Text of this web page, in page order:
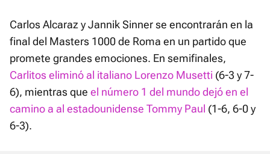
Carlos Alcaraz y Jannik Sinner se encontrarán en la
final del Masters 1000 de Roma en un partido que
promete grandes emociones. En semifinales,
Carlitos eliminó al italiano Lorenzo Musetti (6-3 y 7-
6), mientras que el número 1 del mundo dejó en el
camino a al estadounidense Tommy Paul (1-6, 6-0 y
6-3).